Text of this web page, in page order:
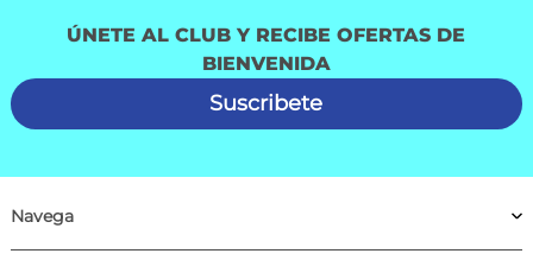
ÚNETE AL CLUB Y RECIBE OFERTAS DE
BIENVENIDA
Suscribete
Navega